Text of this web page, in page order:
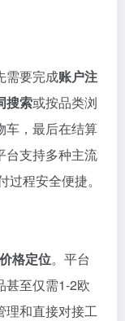
需要完成账户注
搜索或按品类浏
车，最后在结算
台支持多种主流
程安全便捷。
格定位。平台
甚至仅需1-2欧
理和直接对接工